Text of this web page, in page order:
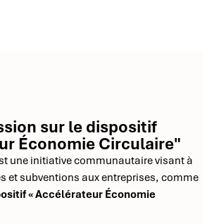
sur le dispositif
Économie Circulaire"
une initiative communautaire visant à
et subventions aux entreprises, comme
« Accélérateur Économie